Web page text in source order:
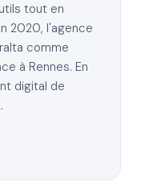
tout en
2020, l'agence
comme
à Rennes. En
digital de